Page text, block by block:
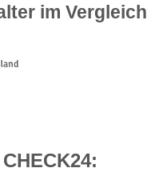
im Vergleich